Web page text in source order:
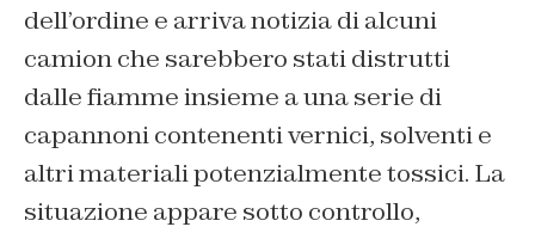
dell’ordine e arriva notizia di alcuni
camion che sarebbero stati distrutti
dalle fiamme insieme a una serie di
capannoni contenenti vernici, solventi e
altri materiali potenzialmente tossici. La
situazione appare sotto controllo,